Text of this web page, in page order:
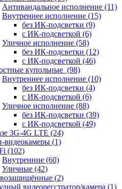
Антивандальное исполнение (11)
Внутреннее исполнение (15)
без ИК-подсветки (9)
с ИК-подсветкой (6)
Уличное исполнение (58)
без ИК-подсветки (12)
с ИК-подсветкой (46)
купольные (98)
Внутреннее исполнение (10)
без ИК-подсветки (4)
с ИК-подсветкой (6)
Уличное исполнение (88)
без ИК-подсветки (39)
с ИК-подсветкой (49)
3G-4G LTE (24)
видеокамеры (1)
(102)
Внутренние (60)
Уличные (42)
(2)
видеорегстратор/камера (1)